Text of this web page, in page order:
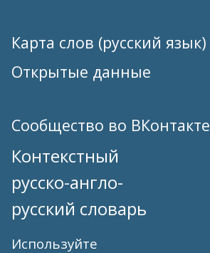
Карта слов (русский язык)
Открытые данные
Сообщество во ВКонтакте
Контекстный
русско-англо-
русский словарь
Используйте